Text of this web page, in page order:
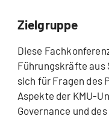
Zielgruppe
Diese
Führungskräfte aus
sich für Fragen des
Aspekte der KMU-
Governance und